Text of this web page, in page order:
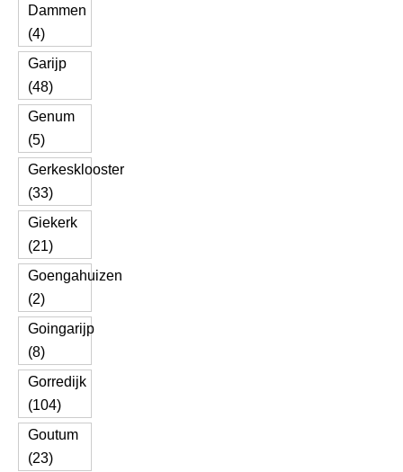
Dammen
(4)
Garijp
(48)
Genum
(5)
Gerkesklooster
(33)
Giekerk
(21)
Goengahuizen
(2)
Goingarijp
(8)
Gorredijk
(104)
Goutum
(23)